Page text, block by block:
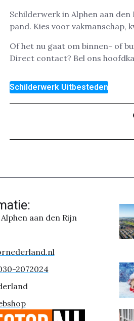
Schilderwerk in Alphen aan
pand. Kies voor vakmanschap,
Of het nu gaat om binnen- of
Direct contact? Bel ons
Schilderwerk Uitbesteden
aan den Rijn
2072024